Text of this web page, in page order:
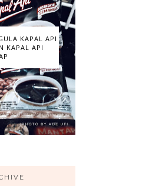
KAPAL API
KAPAL API